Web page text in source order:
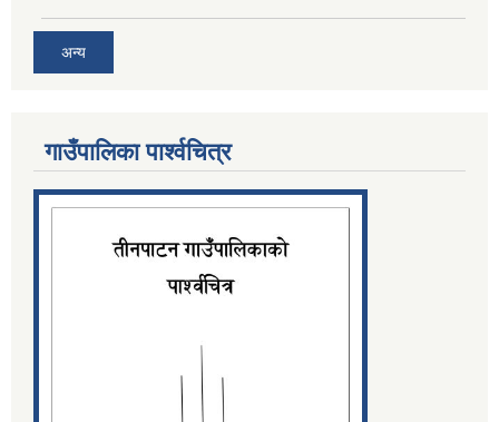
अन्य
गाउँपालिका पार्श्‍वचित्र